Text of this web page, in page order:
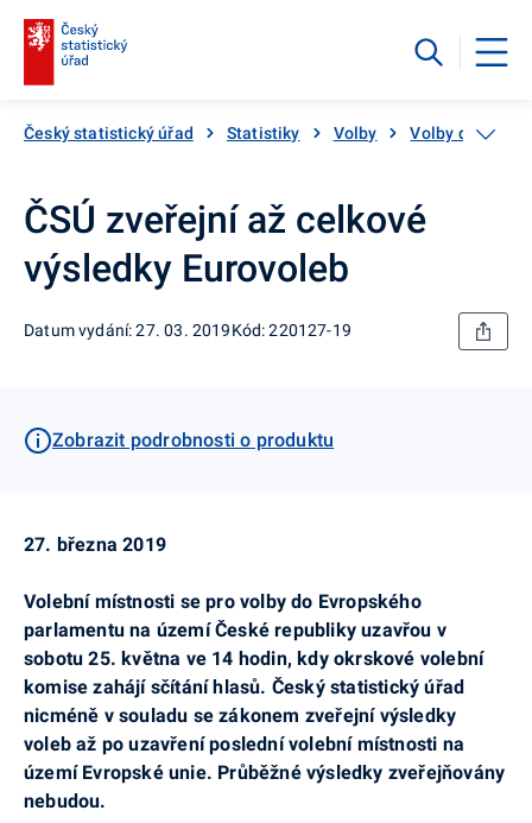
Český statistický úřad Statistiky Volby Volby do
ČSÚ zveřejní až celkové
výsledky Eurovoleb
Datum vydání: 27. 03. 2019Kód: 220127-19
Zobrazit podrobnosti o produktu
27. března 2019
Volební místnosti se pro volby do Evropského
parlamentu na území České republiky uzavřou v
sobotu 25. května ve 14 hodin, kdy okrskové volební
komise zahájí sčítání hlasů. Český statistický úřad
nicméně v souladu se zákonem zveřejní výsledky
voleb až po uzavření poslední volební místnosti na
území Evropské unie. Průběžné výsledky zveřejňovány
nebudou.